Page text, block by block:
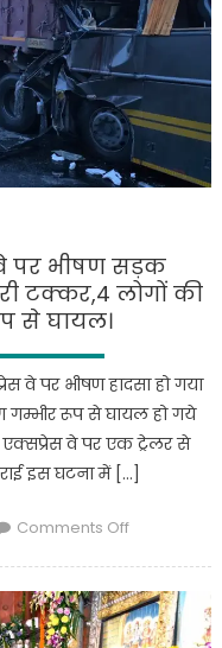
पर भीषण सड़क
टक्कर,4 लोगों की
से घायल।
वे पर भीषण हादसा हो गया
गम्भीर रूप से घायल हो गये
वे पर एक ट्रेलर से
इस घटना में […]
Comments Offon
यमुना
एक्सप्रेस-